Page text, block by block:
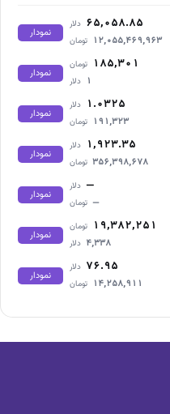
۶۵,۰۵۸.۸۵ دلار
۱۲,۰۵۵,۴۶۹,۹۶۳ تومان
نمودار
۱۸۵,۳۰۱ تومان
۱ دلار
نمودار
۱.۰۳۲۵ دلار
۱۹۱,۳۲۳ تومان
نمودار
۱,۹۲۳.۳۵ دلار
۳۵۶,۳۹۸,۶۷۸ تومان
نمودار
— دلار
— تومان
نمودار
۱۹,۳۸۲,۲۵۱ تومان
۴,۳۳۸ دلار
نمودار
۷۶.۹۵ دلار
۱۴,۲۵۸,۹۱۱ تومان
نمودار